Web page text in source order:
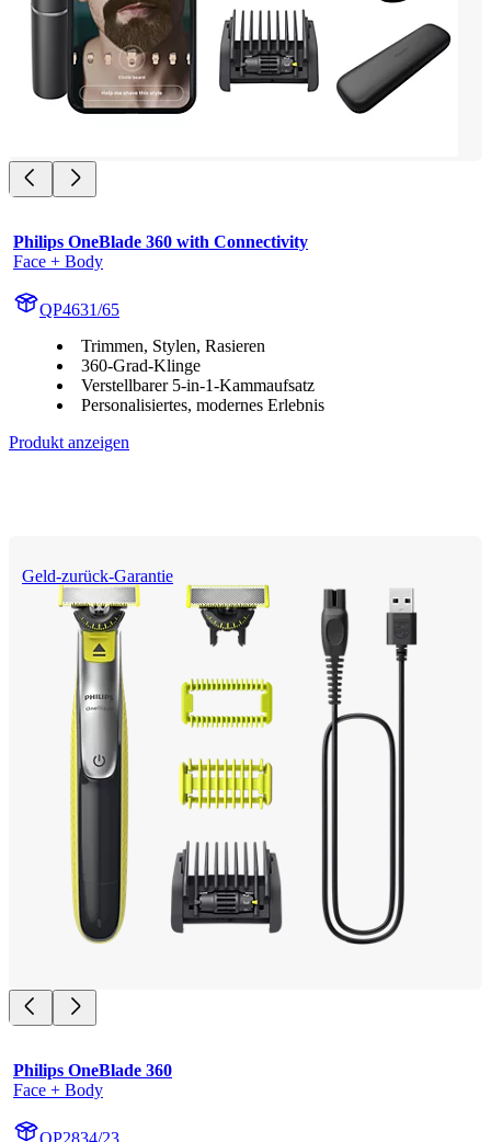
Philips OneBlade 360 with Connectivity
Face + Body
QP4631/65
Trimmen, Stylen, Rasieren
360-Grad-Klinge
Verstellbarer 5-in-1-Kammaufsatz
Personalisiertes, modernes Erlebnis
Produkt anzeigen
Geld-zurück-Garantie
Philips OneBlade 360
Face + Body